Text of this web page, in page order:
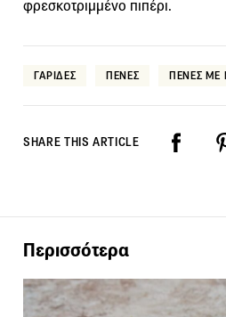
φρεσκοτριμμένο πιπέρι.
ΓΑΡΙΔΕΣ ΠΕΝΕΣ ΠΕΝΕΣ
SHARE THIS ARTICLE
Περισσότερα